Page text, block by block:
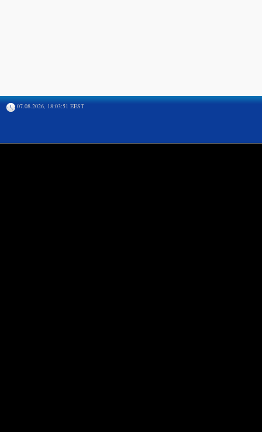
07.08.2026, 18:03:51 EEST